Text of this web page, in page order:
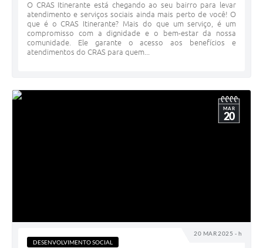
O CRAS Itinerante está chegando ao seu bairro para levar
atendimento e serviços sociais ainda mais perto de você! O
que é o CRAS Itinerante? Mais do que um serviço, é um
compromisso com a dignidade e o bem-estar da nossa
comunidade. Ele garante o acesso aos benefícios e
atendimentos do CRAS para quem...
20 MAR 2025 - h
MAR
20
DESENVOLVIMENTO SOCIAL